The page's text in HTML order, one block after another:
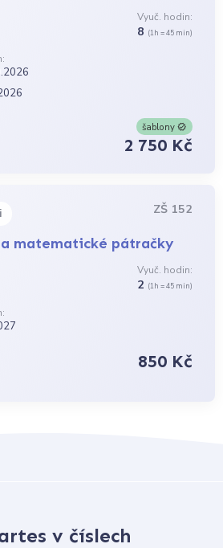
Vyuč. hodin:
8 (1h = 45 min)
šablony
2 750 Kč
i ZŠ 152
matematické pátračky
Vyuč. hodin:
2 (1h = 45 min)
850 Kč
v číslech